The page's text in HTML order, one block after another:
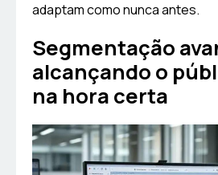
adaptam como nunca antes.
Segmentação
alcançando o
na hora certa